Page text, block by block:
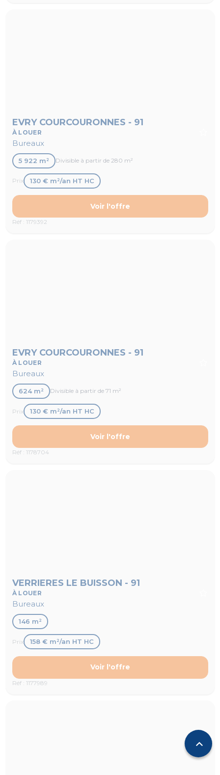
EVRY COURCOURONNES - 91
À LOUER
Bureaux
5 922 m² Divisible à partir de 280 m²
Prix 130 € m²/an HT HC
Réf : 1179392
Voir l'offre
EVRY COURCOURONNES - 91
À LOUER
Bureaux
624 m² Divisible à partir de 71 m²
Prix 130 € m²/an HT HC
Réf : 1178704
Voir l'offre
VERRIERES LE BUISSON - 91
À LOUER
Bureaux
146 m²
Prix 158 € m²/an HT HC
Réf : 1177989
Voir l'offre
expand_less